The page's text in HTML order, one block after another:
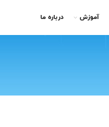
آموزش درباره ما